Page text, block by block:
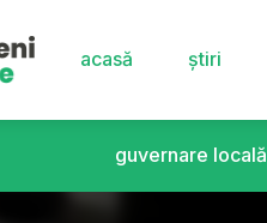
acasă știri
guvernare locală